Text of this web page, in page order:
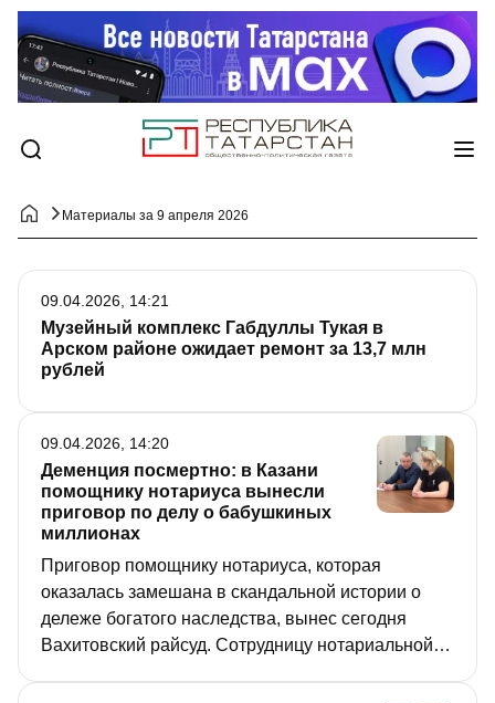
Материалы за 9 апреля 2026
Музейный комплекс Габдуллы Тукая в
Арском районе ожидает ремонт за 13,7 млн
рублей
09.04.2026, 14:21
Деменция посмертно: в Казани
помощнику нотариуса вынесли
приговор по делу о бабушкиных
миллионах
Приговор помощнику нотариуса, которая
оказалась замешана в скандальной истории о
дележе богатого наследства, вынес сегодня
Вахитовский райсуд. Сотрудницу нотариальной
09.04.2026, 14:20